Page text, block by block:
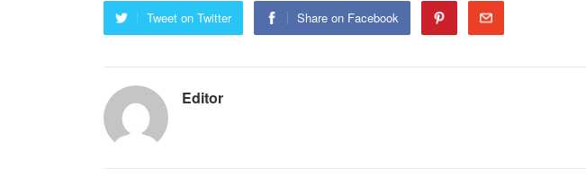
Tweet on Twitter Share on Facebook
Editor